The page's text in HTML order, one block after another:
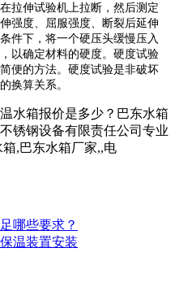
拉伸试验机上拉断，然后测定
强度、屈服强度、断裂后延伸
件下，将一个硬压头缓慢压入
以确定材料的硬度。硬度试验
便的方法。硬度试验是非破坏
换算关系。
水箱报价是多少？巴东水箱
锈钢设备有限责任公司专业
,巴东水箱厂家,,电
哪些要求？
温装置安装